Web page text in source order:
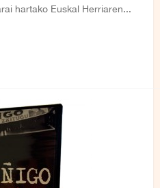
hartako Euskal Herriaren...